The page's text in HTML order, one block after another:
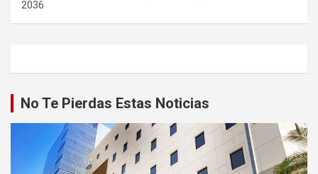
2036
No Te Pierdas Estas Noticias